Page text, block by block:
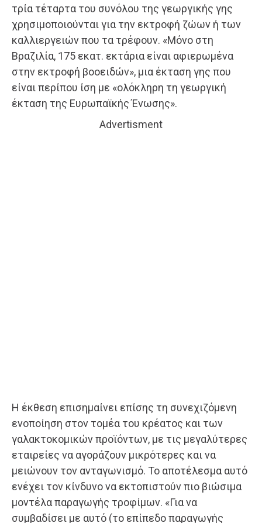
τρία τέταρτα του συνόλου της γεωργικής γης
χρησιμοποιούνται για την εκτροφή ζώων ή των
καλλιεργειών που τα τρέφουν. «Μόνο στη
Βραζιλία, 175 εκατ. εκτάρια είναι αφιερωμένα
στην εκτροφή βοοειδών», μια έκταση γης που
είναι περίπου ίση με «ολόκληρη τη γεωργική
έκταση της Ευρωπαϊκής Ένωσης».
Advertisment
Η έκθεση επισημαίνει επίσης τη συνεχιζόμενη
ενοποίηση στον τομέα του κρέατος και των
γαλακτοκομικών προϊόντων, με τις μεγαλύτερες
εταιρείες να αγοράζουν μικρότερες και να
μειώνουν τον ανταγωνισμό. Το αποτέλεσμα αυτό
ενέχει τον κίνδυνο να εκτοπιστούν πιο βιώσιμα
μοντέλα παραγωγής τροφίμων. «Για να
συμβαδίσει με αυτό (το επίπεδο παραγωγής